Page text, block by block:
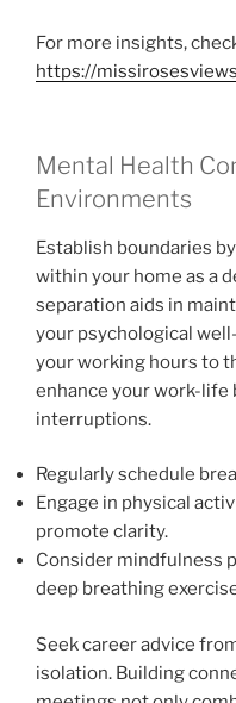
For more insights,
https://
Mental Health
Environments
Establish boundaries
within your home as a
separation aids in
your psychological
your working hours to
enhance your work-life
interruptions.
Regularly schedule
Engage in physical
promote clarity.
Consider mindfulness
deep breathing
Seek career advice
isolation. Building